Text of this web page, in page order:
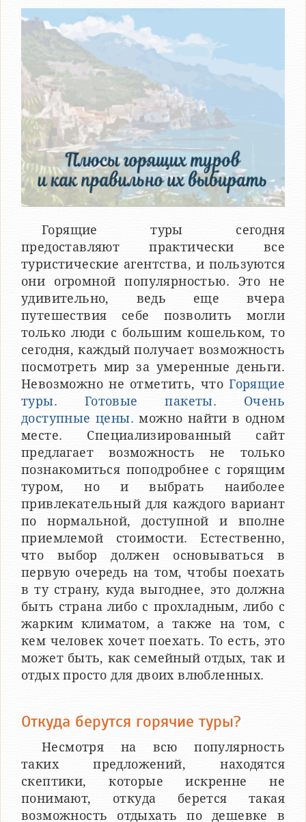
Горящие туры сегодня
предоставляют практически все
туристические агентства, и пользуются
они огромной популярностью. Это не
удивительно, ведь еще вчера
путешествия себе позволить могли
только люди с большим кошельком, то
сегодня, каждый получает возможность
посмотреть мир за умеренные деньги.
Невозможно не отметить, чтоГорящие
туры. Готовые пакеты. Очень
доступные цены. можно найти в одном
месте. Специализированный сайт
предлагает возможность не только
познакомиться поподробнее с горящим
туром, но и выбрать наиболее
привлекательный для каждого вариант
по нормальной, доступной и вполне
приемлемой стоимости. Естественно,
что выбор должен основываться в
первую очередь на том, чтобы поехать
в ту страну, куда выгоднее, это должна
быть страна либо с прохладным, либо с
жарким климатом, а также на том, с
кем человек хочет поехать. То есть, это
может быть, как семейный отдых, так и
отдых просто для двоих влюбленных.
Откуда берутся горячие туры?
Несмотря на всю популярность
таких предложений, находятся
скептики, которые искренне не
понимают, откуда берется такая
возможность отдыхать по дешевке в